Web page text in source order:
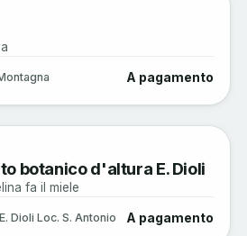
A pagamento
AGO
botanico d'altura E. Dioli
fa il miele
Dioli Loc. S. Antonio A pagamento